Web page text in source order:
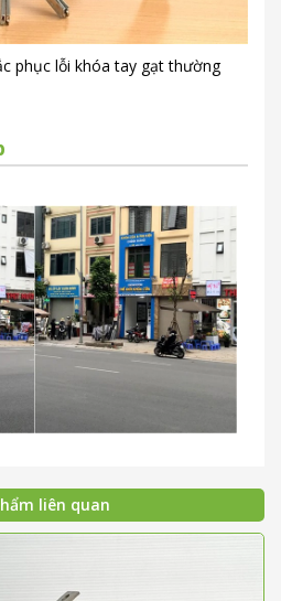
phục lỗi khóa tay gạt thường
liên quan